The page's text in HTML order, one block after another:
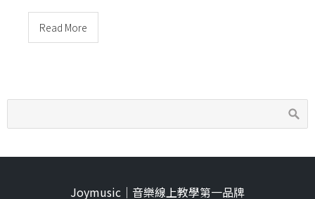
Read More
Joymusic｜音樂線上教學第一品牌